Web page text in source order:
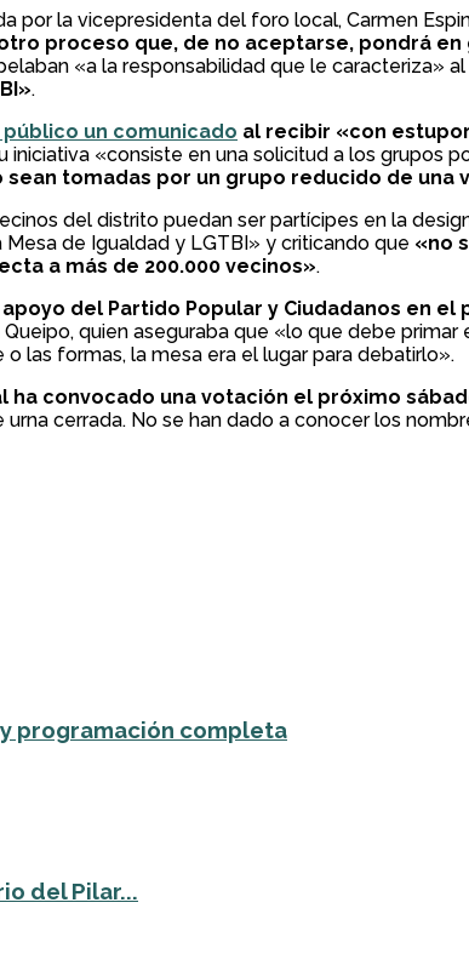
por la vicepresidenta del foro local, Carmen
proceso que, de no aceptarse, pondrá
«a la responsabilidad que le caracteriza»
.
público un comunicado al recibir «con
«consiste en una solicitud a los grupos
tomadas por un grupo reducido de una
del distrito puedan ser partícipes en la
de Igualdad y LGTBI» y criticando que «no
a más de 200.000 vecinos».
apoyo del Partido Popular y Ciudadanos en
quien aseguraba que «lo que debe
las formas, la mesa era el lugar para debatirlo».
ha convocado una votación el próximo
cerrada. No se han dado a conocer los
programación completa
del Pilar...